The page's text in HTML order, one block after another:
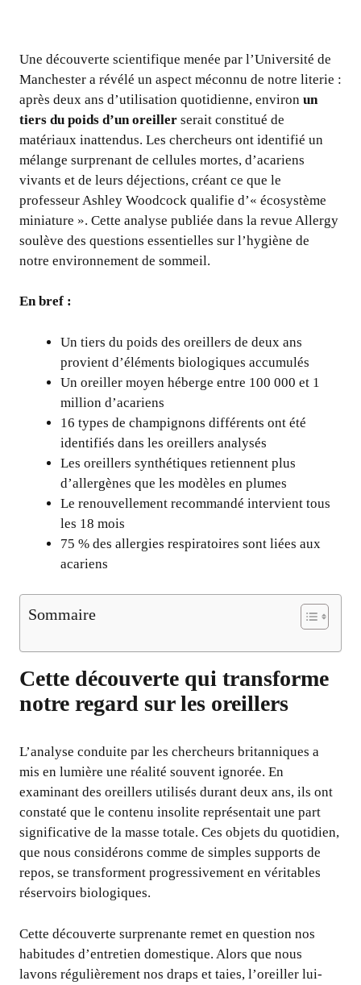
Une découverte scientifique menée par l’Université de
Manchester a révélé un aspect méconnu de notre literie :
après deux ans d’utilisation quotidienne, environ un
tiers du poids d’un oreiller serait constitué de
matériaux inattendus. Les chercheurs ont identifié un
mélange surprenant de cellules mortes, d’acariens
vivants et de leurs déjections, créant ce que le
professeur Ashley Woodcock qualifie d’« écosystème
miniature ». Cette analyse publiée dans la revue Allergy
soulève des questions essentielles sur l’hygiène de
notre environnement de sommeil.
En bref :
Un tiers du poids des oreillers de deux ans
provient d’éléments biologiques accumulés
Un oreiller moyen héberge entre 100 000 et 1
million d’acariens
16 types de champignons différents ont été
identifiés dans les oreillers analysés
Les oreillers synthétiques retiennent plus
d’allergènes que les modèles en plumes
Le renouvellement recommandé intervient tous
les 18 mois
75 % des allergies respiratoires sont liées aux
acariens
Sommaire
Cette découverte qui transforme
notre regard sur les oreillers
L’analyse conduite par les chercheurs britanniques a
mis en lumière une réalité souvent ignorée. En
examinant des oreillers utilisés durant deux ans, ils ont
constaté que le contenu insolite représentait une part
significative de la masse totale. Ces objets du quotidien,
que nous considérons comme de simples supports de
repos, se transforment progressivement en véritables
réservoirs biologiques.
Cette découverte surprenante remet en question nos
habitudes d’entretien domestique. Alors que nous
lavons régulièrement nos draps et taies, l’oreiller lui-